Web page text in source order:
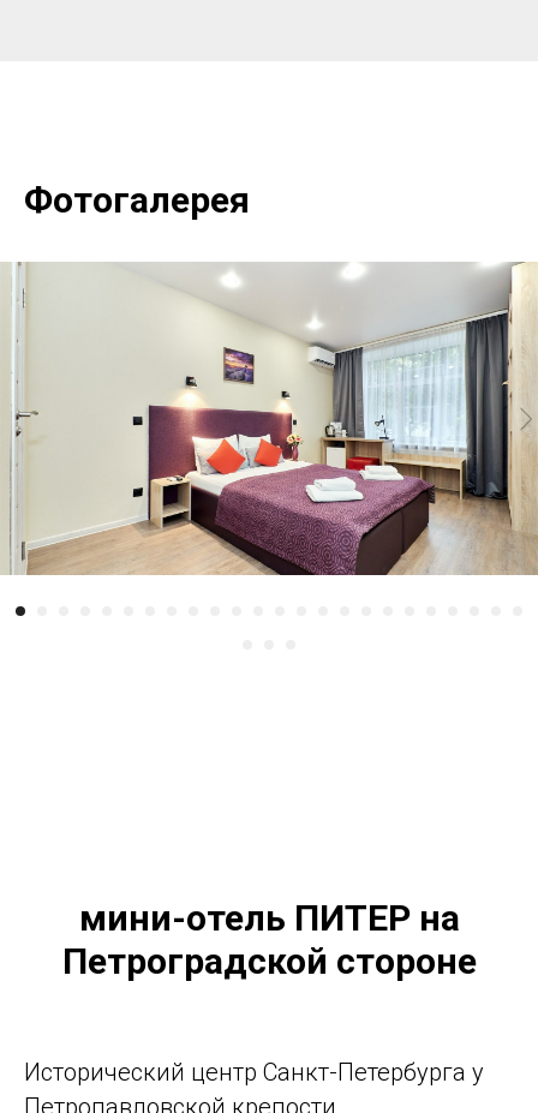
Фотогалерея
мини-отель ПИТЕР на
Петроградской стороне
Исторический центр Санкт-Петербурга у